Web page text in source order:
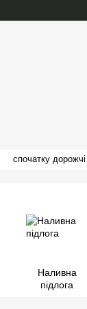
спочатку дорожчі
Наливна
підлога